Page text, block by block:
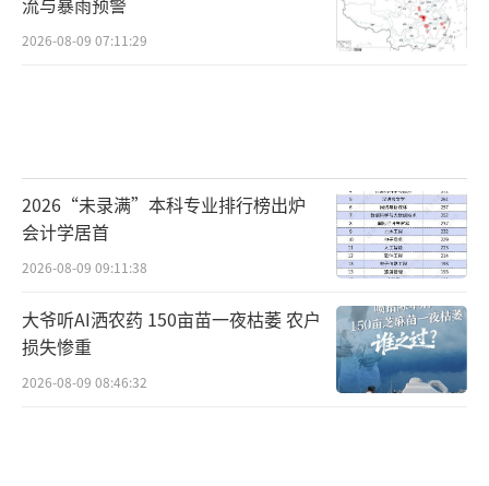
青年路地铁A出口、中原宿舍、天一后街天后社
雨，局地大暴雨，并伴有短时强降水和雷暴大
风。请市民们注意安全，合理安排出行计划。
（责任编辑：zx0176）
2026-08-09 07:11:29
2026“未录满”本科专业排行榜出炉
会计学居首
2026-08-09 09:11:38
大爷听AI洒农药 150亩苗一夜枯萎 农户
损失惨重
2026-08-09 08:46:32